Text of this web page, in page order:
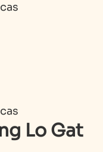
Lo Gat